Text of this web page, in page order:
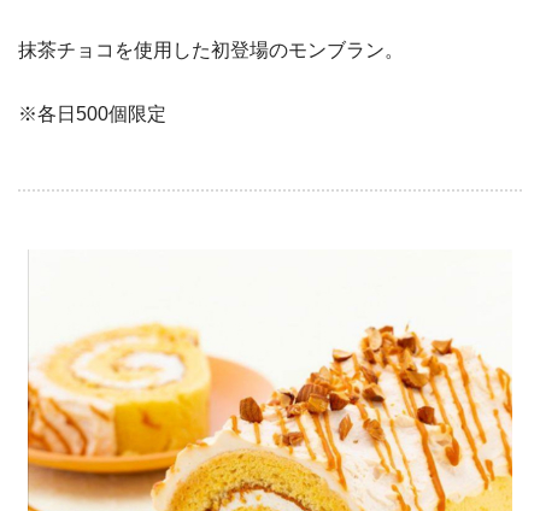
抹茶チョコを使用した初登場のモンブラン。
※各日500個限定